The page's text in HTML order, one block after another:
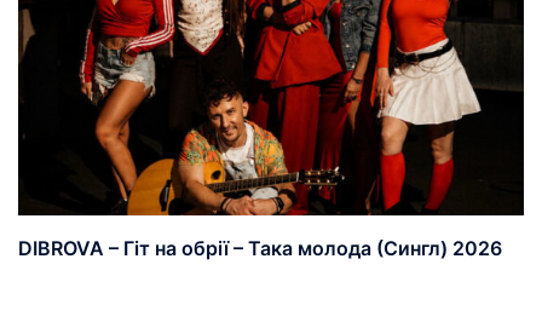
DIBROVA – Гіт на обрії – Така молода (Сингл) 2026